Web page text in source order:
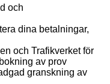
och
dina betalningar,
och Trafikverket för
av prov
granskning av